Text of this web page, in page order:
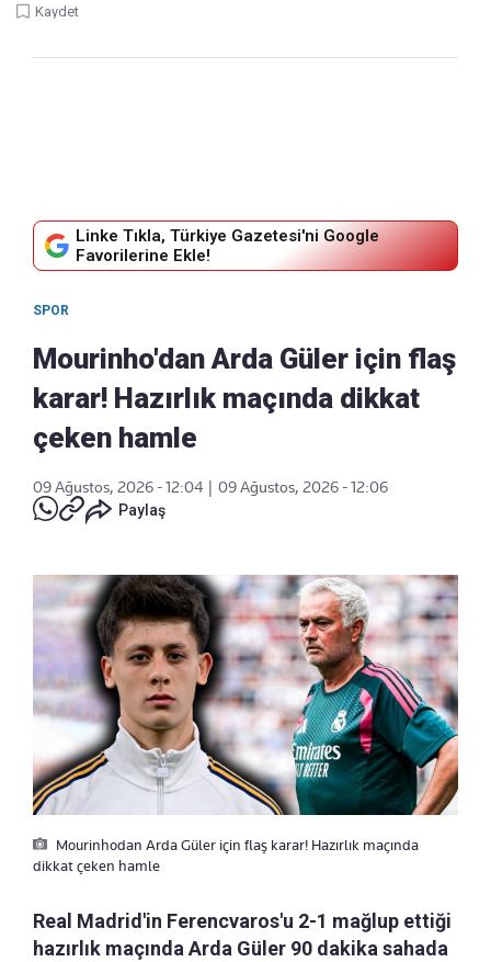
Kaydet
Linke Tıkla, Türkiye Gazetesi'ni Google
Favorilerine Ekle!
SPOR
Mourinho'dan Arda Güler için flaş
karar! Hazırlık maçında dikkat
çeken hamle
09 Ağustos, 2026 - 12:04
09 Ağustos, 2026 - 12:06
Paylaş
Mourinhodan Arda Güler için flaş karar! Hazırlık maçında
dikkat çeken hamle
Real Madrid'in Ferencvaros'u 2-1 mağlup ettiği
hazırlık maçında Arda Güler 90 dakika sahada